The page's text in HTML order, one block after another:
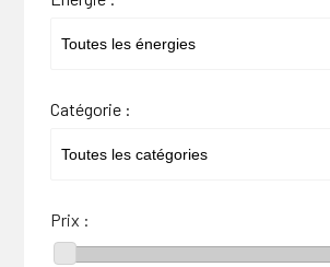
Catégorie :
Prix :